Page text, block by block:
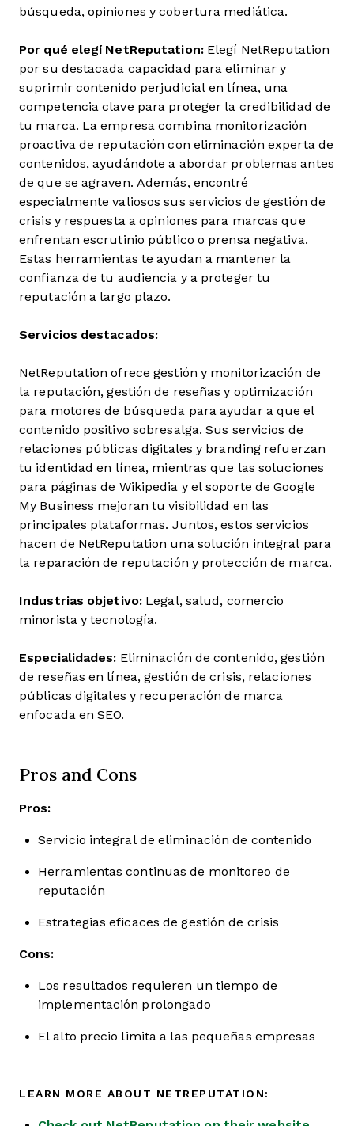
búsqueda, opiniones y cobertura mediática.
Por qué elegí NetReputation: Elegí NetReputation
por su destacada capacidad para eliminar y
suprimir contenido perjudicial en línea, una
competencia clave para proteger la credibilidad de
tu marca. La empresa combina monitorización
proactiva de reputación con eliminación experta de
contenidos, ayudándote a abordar problemas antes
de que se agraven. Además, encontré
especialmente valiosos sus servicios de gestión de
crisis y respuesta a opiniones para marcas que
enfrentan escrutinio público o prensa negativa.
Estas herramientas te ayudan a mantener la
confianza de tu audiencia y a proteger tu
reputación a largo plazo.
Servicios destacados:
NetReputation ofrece gestión y monitorización de
la reputación, gestión de reseñas y optimización
para motores de búsqueda para ayudar a que el
contenido positivo sobresalga. Sus servicios de
relaciones públicas digitales y branding refuerzan
tu identidad en línea, mientras que las soluciones
para páginas de Wikipedia y el soporte de Google
My Business mejoran tu visibilidad en las
principales plataformas. Juntos, estos servicios
hacen de NetReputation una solución integral para
la reparación de reputación y protección de marca.
Industrias objetivo: Legal, salud, comercio
minorista y tecnología.
Especialidades: Eliminación de contenido, gestión
de reseñas en línea, gestión de crisis, relaciones
públicas digitales y recuperación de marca
enfocada en SEO.
Pros and Cons
Pros:
Servicio integral de eliminación de contenido
Herramientas continuas de monitoreo de
reputación
Estrategias eficaces de gestión de crisis
Cons:
Los resultados requieren un tiempo de
implementación prolongado
El alto precio limita a las pequeñas empresas
LEARN MORE ABOUT NETREPUTATION: